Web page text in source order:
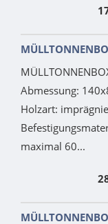
Abmessung:
Holzart:
maximal 60...